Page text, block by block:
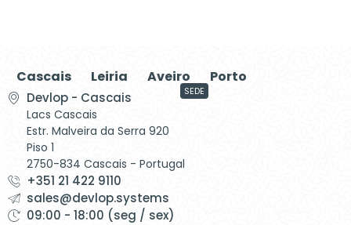
Cascais Leiria Aveiro Porto
Devlop - Cascais
Lacs Cascais
Estr. Malveira da Serra 920
Piso 1
2750-834 Cascais - Portugal
SEDE
+351 21 422 9110
sales@devlop.systems
09:00 - 18:00 (seg / sex)